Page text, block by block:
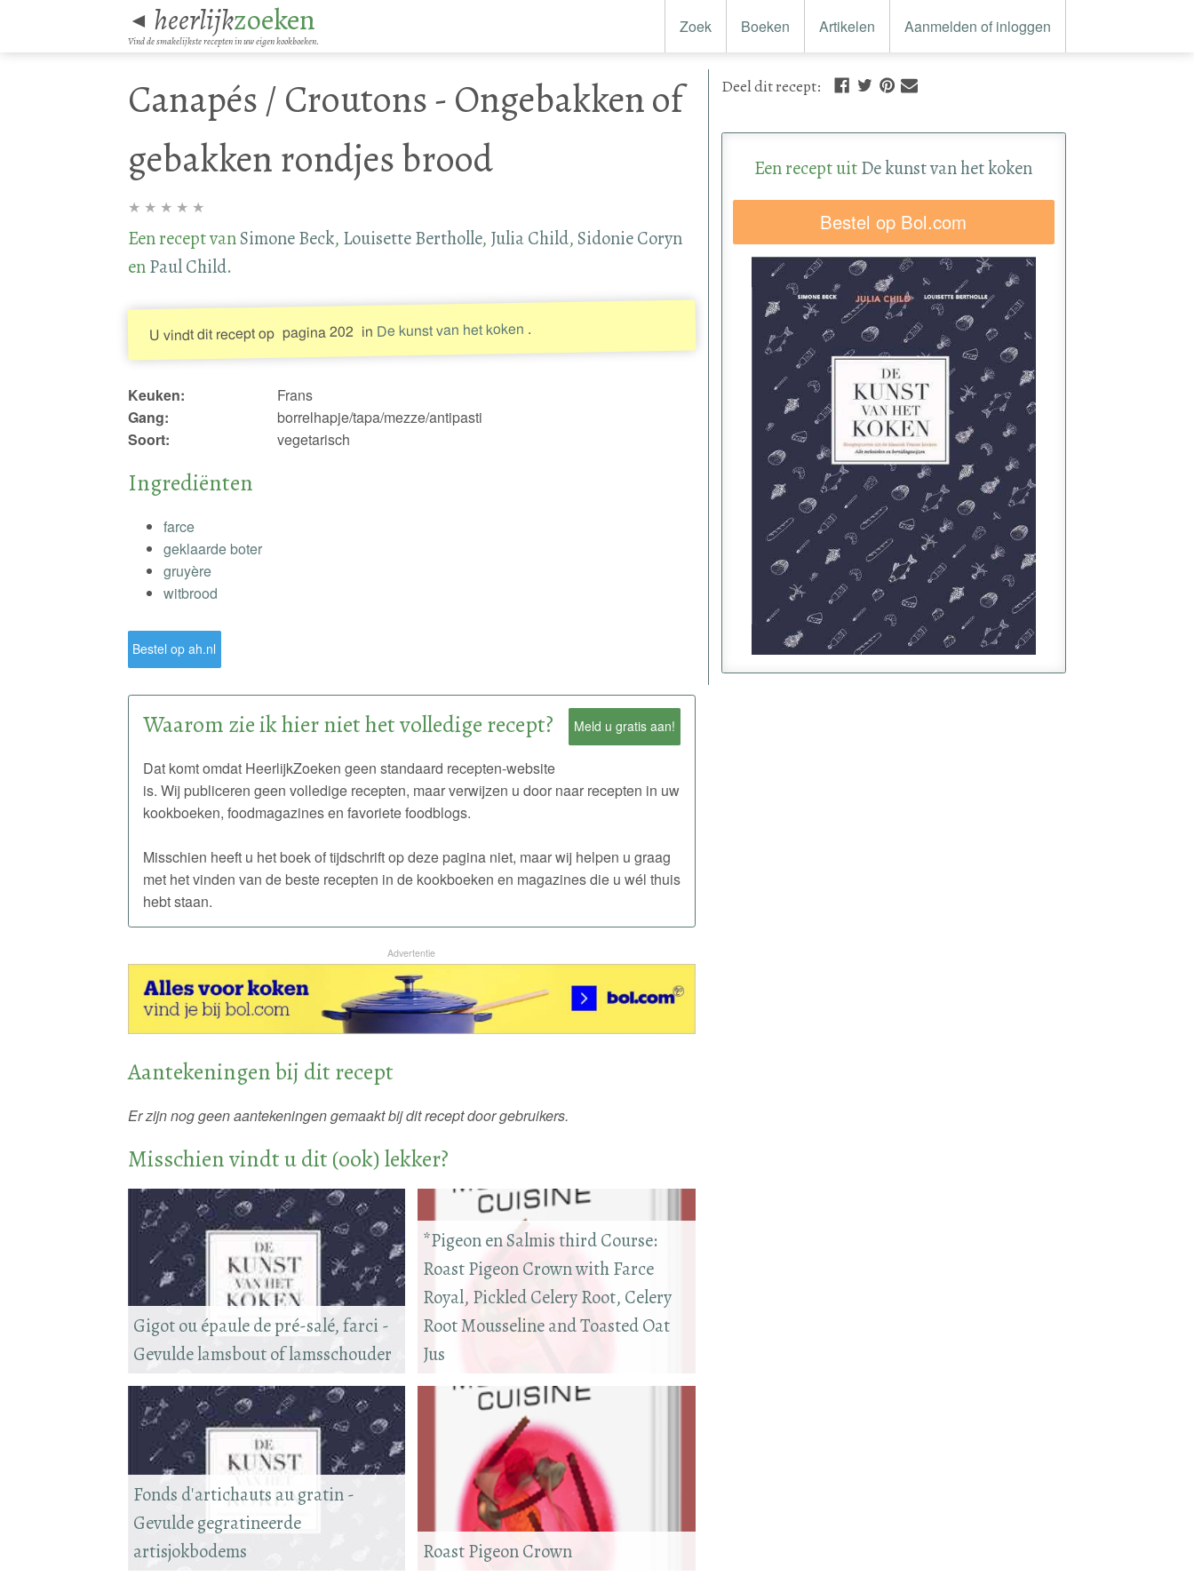
◄ heerlijkzoeken
Vind de smakelijkste recepten in uw eigen kookboeken.
Zoek Boeken Artikelen Aanmelden of inloggen
Canapés / Croutons - Ongebakken of
gebakken rondjes brood
★ ★ ★ ★ ★
Een recept vanSimone Beck, Louisette Bertholle, Julia Child, Sidonie Coryn
enPaul Child.
U vindt dit recept op pagina 202 in De kunst van het koken .
Keuken:
Frans
Gang:
borrelhapje/tapa/mezze/antipasti
Soort:
vegetarisch
Ingrediënten
farce
geklaarde boter
gruyère
witbrood
Bestel op ah.nl
Meld u gratis aan!
Waarom zie ik hier niet het volledige recept?
Dat komt omdat HeerlijkZoeken geen standaard recepten-website
is. Wij publiceren geen volledige recepten, maar verwijzen u door naar recepten in uw
kookboeken, foodmagazines en favoriete foodblogs.
Misschien heeft u het boek of tijdschrift op deze pagina niet, maar wij helpen u graag
met het vinden van de beste recepten in de kookboeken en magazines die u wél thuis
hebt staan.
Advertentie
Aantekeningen bij dit recept
Er zijn nog geen aantekeningen gemaakt bij dit recept door gebruikers.
Misschien vindt u dit (ook) lekker?
*Pigeon en Salmis third Course:
Roast Pigeon Crown with Farce
Royal, Pickled Celery Root, Celery
Root Mousseline and Toasted Oat
Jus
Gigot ou épaule de pré-salé, farci -
Gevulde lamsbout of lamsschouder
Roast Pigeon Crown
Fonds d'artichauts au gratin -
Gevulde gegratineerde
artisjokbodems
Deeldit recept:
Een recept uitDe kunst van het koken
Bestel op Bol.com